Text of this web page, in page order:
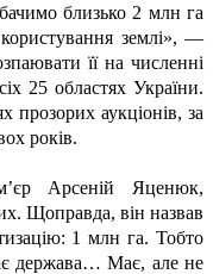
близько 2 млн га
землі», —
її на численні
25 областях України.
прозорих аукціонів, за
років.
Арсеній Яценюк,
Щоправда, він назвав
1 млн га. Тобто
держава… Має, але не